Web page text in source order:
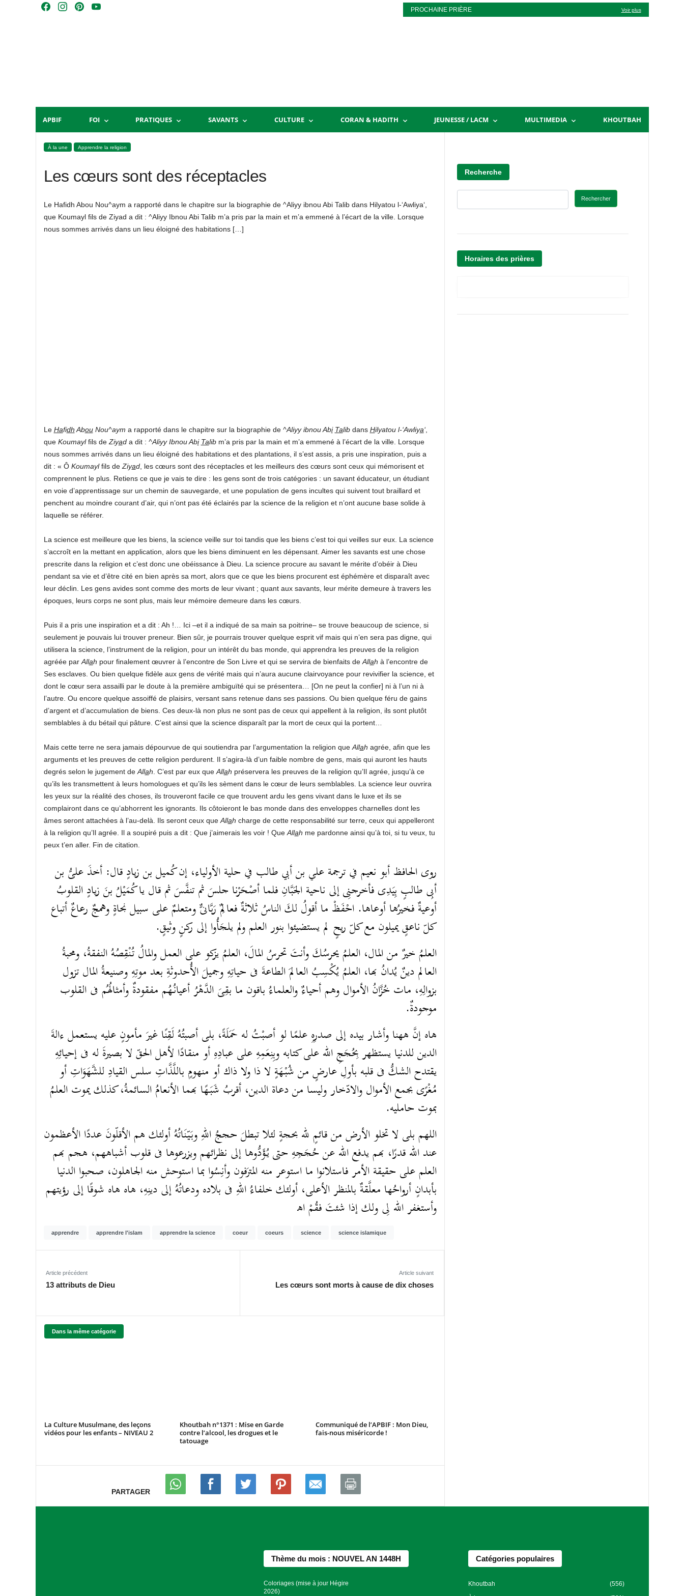
Skip
m
t
Y
PROCHAINE PRIÈRE Voir plus
APBIF FOI PRATIQUES SAVANTS CULTURE CORAN & HADITH JEUNESSE / LACM MULTIMEDIA KHOUTBAH
À la une Apprendre la religion
Les cœurs sont des réceptacles
Le Hafidh Abou Nou^aym a rapporté dans le chapitre sur la biographie de ^Aliyy ibnou Abi Talib dans Hilyatou l-‘Awliya‘,
que Koumayl fils de Ziyad a dit : ^Aliyy Ibnou Abi Talib m’a pris par la main et m’a emmené à l’écart de la ville. Lorsque
nous sommes arrivés dans un lieu éloigné des habitations […]
Le Hafidh AbouNou^aym a rapporté dans le chapitre sur la biographie de ^Aliyy ibnou Abi Talib dans Hilyatou l-‘Awliya‘,
que Koumaylfils de Ziyada dit : ^Aliyy Ibnou Abi Talibm’a pris par la main et m’a emmené à l’écart de la ville. Lorsque
nous sommes arrivés dans un lieu éloigné des habitations et des plantations, il s’est assis, a pris une inspiration, puis a
dit : « Ô Koumaylfils de Ziyad, les cœurs sont des réceptacles et les meilleurs des cœurs sont ceux qui mémorisent et
comprennent le plus. Retiens ce que je vais te dire : les gens sont de trois catégories : un savant éducateur, un étudiant
en voie d’apprentissage sur un chemin de sauvegarde, et une population de gens incultes qui suivent tout braillard et
penchent au moindre courant d’air, qui n’ont pas été éclairés par la science de la religion et n’ont aucune base solide à
laquelle se référer.
La science est meilleure que les biens, la science veille sur toi tandis que les biens c’est toi qui veilles sur eux. La science
s’accroît en la mettant en application, alors que les biens diminuent en les dépensant. Aimer les savants est une chose
prescrite dans la religion et c’est donc une obéissance à Dieu. La science procure au savant le mérite d’obéir à Dieu
pendant sa vie et d’être cité en bien après sa mort, alors que ce que les biens procurent est éphémère et disparaît avec
leur déclin. Les gens avides sont comme des morts de leur vivant ; quant aux savants, leur mérite demeure à travers les
époques, leurs corps ne sont plus, mais leur mémoire demeure dans les cœurs.
Puis il a pris une inspiration et a dit : Ah !… Ici –et il a indiqué de sa main sa poitrine– se trouve beaucoup de science, si
seulement je pouvais lui trouver preneur. Bien sûr, je pourrais trouver quelque esprit vif mais qui n’en sera pas digne, qui
utilisera la science, l’instrument de la religion, pour un intérêt du bas monde, qui apprendra les preuves de la religion
agréée par Allah pour finalement œuvrer à l’encontre de Son Livre et qui se servira de bienfaits de Allah à l’encontre de
Ses esclaves. Ou bien quelque fidèle aux gens de vérité mais qui n’aura aucune clairvoyance pour revivifier la science, et
dont le cœur sera assailli par le doute à la première ambiguïté qui se présentera… [On ne peut la confier] ni à l’un ni à
l’autre. Ou encore quelque assoiffé de plaisirs, versant sans retenue dans ses passions. Ou bien quelque féru de gains
d’argent et d’accumulation de biens. Ces deux-là non plus ne sont pas de ceux qui appellent à la religion, ils sont plutôt
semblables à du bétail qui pâture. C’est ainsi que la science disparaît par la mort de ceux qui la portent…
Mais cette terre ne sera jamais dépourvue de qui soutiendra par l’argumentation la religion que Allah agrée, afin que les
arguments et les preuves de cette religion perdurent. Il s’agira-là d’un faible nombre de gens, mais qui auront les hauts
degrés selon le jugement de Allah . C’est par eux que Allah préservera les preuves de la religion qu’Il agrée, jusqu’à ce
qu’ils les transmettent à leurs homologues et qu’ils les sèment dans le cœur de leurs semblables. La science leur ouvrira
les yeux sur la réalité des choses, ils trouveront facile ce que trouvent ardu les gens vivant dans le luxe et ils se
complairont dans ce qu’abhorrent les ignorants. Ils côtoieront le bas monde dans des enveloppes charnelles dont les
âmes seront attachées à l’au-delà. Ils seront ceux que Allah charge de cette responsabilité sur terre, ceux qui appelleront
à la religion qu’Il agrée. Il a soupiré puis a dit : Que j’aimerais les voir ! Que Allah me pardonne ainsi qu’à toi, si tu veux, tu
peux t’en aller. Fin de citation.
روى الحافظ أبو نعيم في ترجمة علي بن أبي طالب في حلية الأولياء، إن كُميل بن زيادٍ قال: أخذَ علىُّ بن
أبِى طالبٍ بِيَدِى فأخرجنِى إلى ناحية الجَبَّانِ فلما أصْحَرْنا جلسَ ثم تنفَّسَ ثم قال يا كُمَيْلُ بنَ زيادٍ القلوبُ
أوعيةٌ فخيرُها أوعاها. احْفَظْ ما أقولُ لكَ الناسُ ثلاثةٌ فعالِمٌ رَبَّانىٌّ ومتعلمٌ على سبيل نجاةٍ وهمجٌ رعاعٌ أتباع
كلّ ناعقٍ يميلون مع كلّ ريحٍ لم يستضيئوا بنور العلم ولم يلجَأُوا إلى ركنٍ وثيقٍ.
العلمُ خيرٌ من المال، العلمُ يحرسُكَ وأنتَ تحرسُ المالَ، العلمُ يزكو على العمل والمالُ تُنْقِصُهُ النفقةُ، ومحبةُ
العالم دينٌ يُدانُ بها، العلمُ يُكْسِبُ العالمَ الطاعةَ فى حياتِهِ وجميلَ الأُحدوثةِ بعد موتِهِ وصنيعةُ المال تزول
بزوالِهِ، مات خُزَّانُ الأموال وهم أحياءٌ والعلماءُ باقون ما بقِىَ الدَّهْرُ أعيانُهُم مفقودةٌ وأمثالُهُم فى القلوب
موجودةٌ.
هاه إنَّ ههنا وأشار بيده إلى صدرِهِ علمًا لو أصبْتُ له حَمَلَةً، بلى أصبتُهُ لَقِنًا غيرَ مأمونٍ عليه يستعمل ءالةَ
الدين للدنيا يستظهر بِحُجَجِ الله على كتابه وبِنِعَمِهِ على عبادِهِ أو منقادًا لأهل الحقّ لا بصيرةَ له فى إحيائِهِ
يقتدح الشكُّ فى قلبه بأولِ عارضٍ من شُبْهَةٍ لا ذا ولا ذاك أو منهومٍ باللَّذَّاتِ سلس القيادِ للشَّهَوَاتِ أو
مُغْرًى بجمع الأموال والادّخار وليسا من دعاة الدين، أقربُ شَبَهًا بهما الأنعامُ السائمةُ، كذلك يموت العلمُ
بموت حامليه.
اللهم بلى لا تخلو الأرض من قائمٍ لله بحجةٍ لئلا تبطلَ حججُ اللهِ وبَيّنَاتُهُ أولئك هم الأقلّونَ عددًا الأعظمون
عند الله قدرًا، بهم يدفع الله عن حُجَجِهِ حتى يُؤَدُّوها إلى نظرائهم ويزرعوها فى قلوب أشباههم، هجم بهم
العلم على حقيقة الأمر فاستلانوا ما استوعر منه المترَفون وأنِسُوا بما استوحش منه الجاهلون، صحبوا الدنيا
بأبدانٍ أرواحُها معلَّقةٌ بالمنظر الأعلى، أولئك خلفاءُ اللهِ فى بلاده ودعاتُهُ إلى دينِهِ، هاه هاه شوقًا إلى رؤيتهم
وأستغفر الله لِى ولك إذا شئتَ فقُمْ اﻫ
apprendre apprendre l'islam apprendre la science coeur coeurs science science islamique
Article précédent
13 attributs de Dieu
Article suivant
Les cœurs sont morts à cause de dix choses
Dans la même catégorie
La Culture Musulmane, des leçons
vidéos pour les enfants – NIVEAU 2
Khoutbah n°1371 : Mise en Garde
contre l’alcool, les drogues et le
tatouage
Communiqué de l’APBIF : Mon Dieu,
fais-nous miséricorde !
PARTAGER
Recherche
Rechercher
Horaires des prières
Thème du mois : NOUVEL AN 1448H
Coloriages (mise à jour Hégire
2026)
Catégories populaires
Khoutbah
(556)